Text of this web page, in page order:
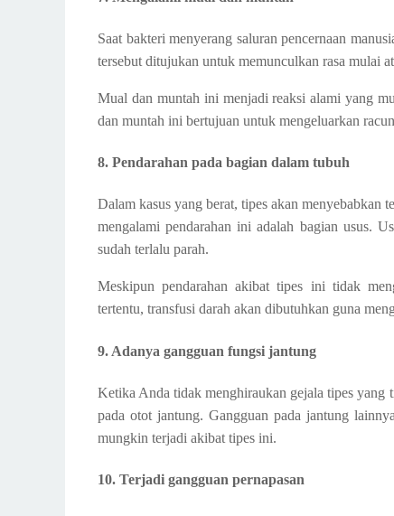
Saat bakteri menyerang saluran pencernaan
tersebut ditujukan untuk memunculkan rasa mulai
Mual dan muntah ini menjadi reaksi alami yang
dan muntah ini bertujuan untuk mengeluarkan
8. Pendarahan pada bagian dalam tubuh
Dalam kasus yang berat, tipes akan menyebabkan
mengalami pendarahan ini adalah bagian usus.
sudah terlalu parah.
Meskipun pendarahan akibat tipes ini tidak
tertentu, transfusi darah akan dibutuhkan guna
9. Adanya gangguan fungsi jantung
Ketika Anda tidak menghiraukan gejala tipes yang
pada otot jantung. Gangguan pada jantung
mungkin terjadi akibat tipes ini.
10. Terjadi gangguan pernapasan